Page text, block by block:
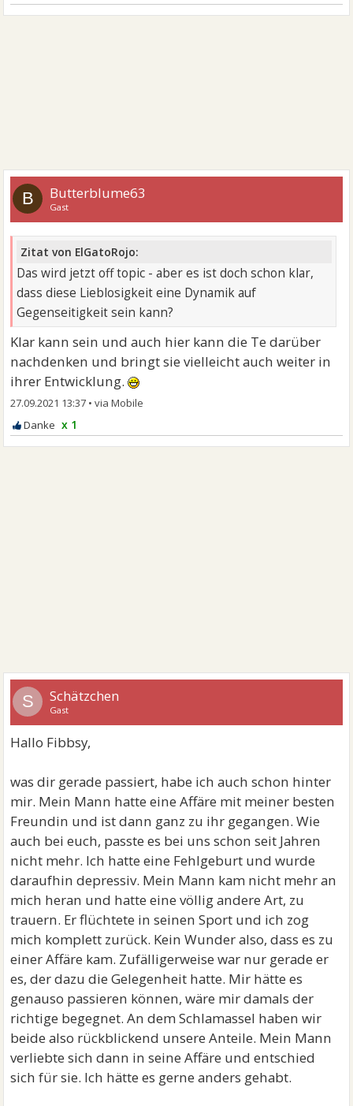
B Butterblume63
Gast
Zitat von ElGatoRojo:
Das wird jetzt off topic - aber es ist doch schon klar,
dass diese Lieblosigkeit eine Dynamik auf
Gegenseitigkeit sein kann?
Klar kann sein und auch hier kann die Te darüber
nachdenken und bringt sie vielleicht auch weiter in
ihrer Entwicklung.
27.09.2021 13:37 •
x 1
S Schätzchen
Gast
Hallo Fibbsy,
was dir gerade passiert, habe ich auch schon hinter
mir. Mein Mann hatte eine Affäre mit meiner besten
Freundin und ist dann ganz zu ihr gegangen. Wie
auch bei euch, passte es bei uns schon seit Jahren
nicht mehr. Ich hatte eine Fehlgeburt und wurde
daraufhin depressiv. Mein Mann kam nicht mehr an
mich heran und hatte eine völlig andere Art, zu
trauern. Er flüchtete in seinen Sport und ich zog
mich komplett zurück. Kein Wunder also, dass es zu
einer Affäre kam. Zufälligerweise war nur gerade er
es, der dazu die Gelegenheit hatte. Mir hätte es
genauso passieren können, wäre mir damals der
richtige begegnet. An dem Schlamassel haben wir
beide also rückblickend unsere Anteile. Mein Mann
verliebte sich dann in seine Affäre und entschied
sich für sie. Ich hätte es gerne anders gehabt.